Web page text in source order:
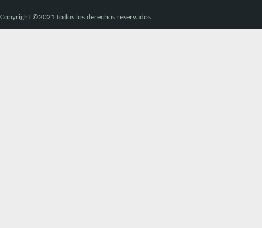
Copyright ©2021 todos los derechos reservados